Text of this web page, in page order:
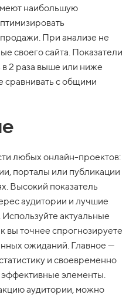
наибольшую
При анализе не
своего сайта. Показатели
в 2 раза выше или ниже
сравнивать с общими
любых онлайн-проектов:
порталы или публикации
Высокий показатель
аудитории и лучшие
актуальные
вы точнее спрогнозируете
ожиданий. Главное —
и своевременно
элементы.
аудитории, можно